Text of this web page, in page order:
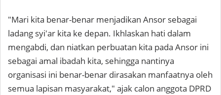
"Mari kita benar-benar menjadikan Ansor sebagai
ladang syi'ar kita ke depan. Ikhlaskan hati dalam
mengabdi, dan niatkan perbuatan kita pada Ansor ini
sebagai amal ibadah kita, sehingga nantinya
organisasi ini benar-benar dirasakan manfaatnya oleh
semua lapisan masyarakat," ajak calon anggota DPRD